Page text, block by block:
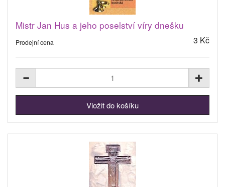
Mistr Jan Hus a jeho poselství víry dnešku
Prodejní cena 3 Kč